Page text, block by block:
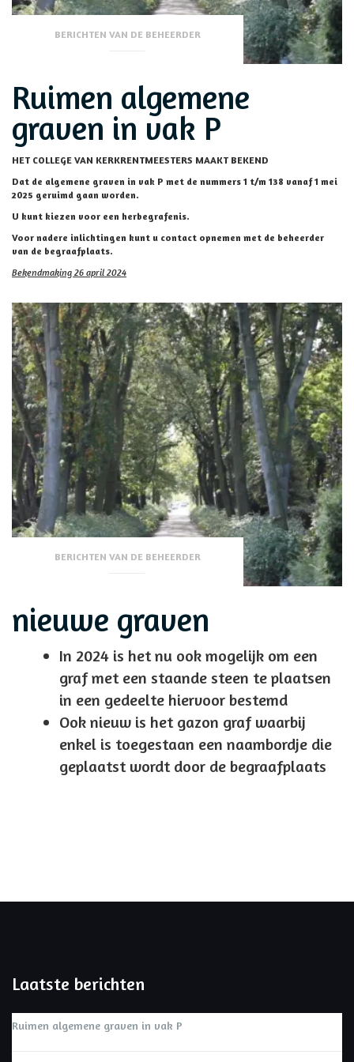
BERICHTEN VAN DE BEHEERDER
Ruimen algemene
graven in vak P
HET COLLEGE VAN KERKRENTMEESTERS MAAKT BEKEND
Dat de algemene graven in vak P met de nummers 1 t/m 138 vanaf 1 mei
2025 geruimd gaan worden.
U kunt kiezen voor een herbegrafenis.
Voor nadere inlichtingen kunt u contact opnemen met de beheerder
van de begraafplaats.
Bekendmaking 26 april 2024
BERICHTEN VAN DE BEHEERDER
nieuwe graven
In 2024 is het nu ook mogelijk om een
graf met een staande steen te plaatsen
in een gedeelte hiervoor bestemd
Ook nieuw is het gazon graf waarbij
enkel is toegestaan een naambordje die
geplaatst wordt door de begraafplaats
Laatste berichten
Ruimen algemene graven in vak P